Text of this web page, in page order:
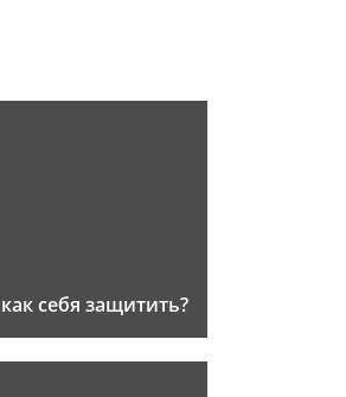
себя защитить?